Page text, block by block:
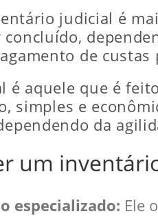
judicial é
de
aquele que é
simples e
da
um
especializado: Ele